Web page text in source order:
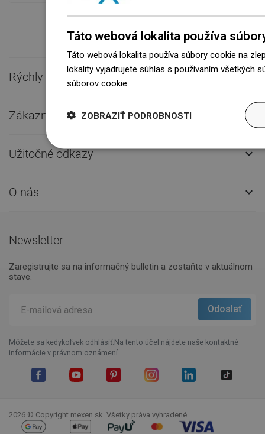
Rýchly kontakt 
Zákaznícky servis 
Užitočné odkazy 
O nás 
Newsletter
Zaregistrujte sa na informačný bulletin a zostaňte v aktuálnom
stave.
Môžete sa kedykoľvek odhlásiť.Na tento účel nájdete naše kontaktné
informácie v právnom oznámení.
2026 © Copyright mexen.sk. Všetky práva vyhradené.
Táto webová lokalita používa
Táto webová lokalita používa súbory cookie na
lokality vyjadrujete súhlas s používaním všetkých
súborov cookie.
ZOBRAZIŤ PODROBNOSTI